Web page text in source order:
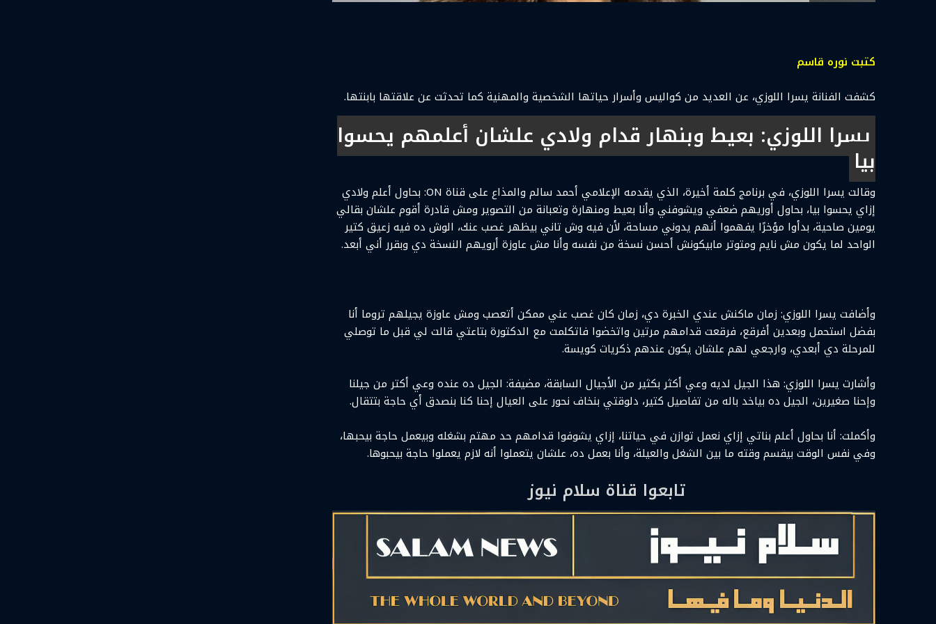
كتبت نوره قاسم
كشفت الفنانة يسرا اللوزي، عن العديد من كواليس وأسرار حياتها الشخصية والمهنية كما تحدثت عن علاقتها بابنتها.
يسرا اللوزي: بعيط وبنهار قدام ولادي علشان أعلمهم يحسوا
بيا
وقالت يسرا اللوزي، في برنامج كلمة أخيرة، الذي يقدمه الإعلامي أحمد سالم والمذاع على قناة ON: بحاول أعلم ولادي
إزاي يحسوا بيا، بحاول أوريهم ضعفي ويشوفني وأنا بعيط ومنهارة وتعبانة من التصوير ومش قادرة أقوم علشان بقالي
يومين صاحية، بدأوا مؤخرًا يفهموا أنهم يدوني مساحة، لأن فيه وش تاني بيظهر غصب عنك، الوش ده فيه زعيق كتير
الواحد لما يكون مش نايم ومتوتر مابيكونش أحسن نسخة من نفسه وأنا مش عاوزة أرويهم النسخة دي وبقرر أني أبعد.
وأضافت يسرا اللوزي: زمان ماكنش عندي الخبرة دي، زمان كان غصب عني ممكن أتعصب ومش عاوزة يجيلهم تروما أنا
بفضل استحمل وبعدين أفرقع، فرقعت قدامهم مرتين واتخضوا فاتكلمت مع الدكتورة بتاعتي قالت لي قبل ما توصلي
للمرحلة دي أبعدي، وارجعي لهم علشان يكون عندهم ذكريات كويسة.
وأشارت يسرا اللوزي: هذا الجيل لديه وعي أكثر بكثير من الأجيال السابقة، مضيفة: الجيل ده عنده وعي أكتر من جيلنا
وإحنا صغيرين، الجيل ده بياخد باله من تفاصيل كتير، دلوقتي بنخاف نحور على العيال إحنا كنا بنصدق أي حاجة بتتقال.
وأكملت: أنا بحاول أعلم بناتي إزاي نعمل توازن في حياتنا، إزاي يشوفوا قدامهم حد مهتم بشغله وبيعمل حاجة بيحبها،
وفي نفس الوقت بيقسم وقته ما بين الشغل والعيلة، وأنا بعمل ده، علشان يتعملوا أنه لازم يعملوا حاجة بيحبوها.
تابعوا قناة سلام نيوز